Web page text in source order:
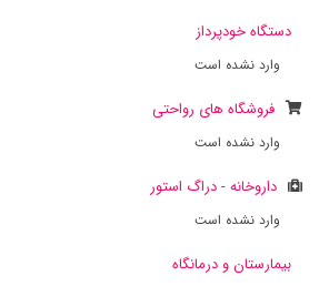
دستگاه خودپرداز
وارد نشده است
فروشگاه های رواحتی
وارد نشده است
داروخانه - دراگ استور
وارد نشده است
بیمارستان و درمانگاه